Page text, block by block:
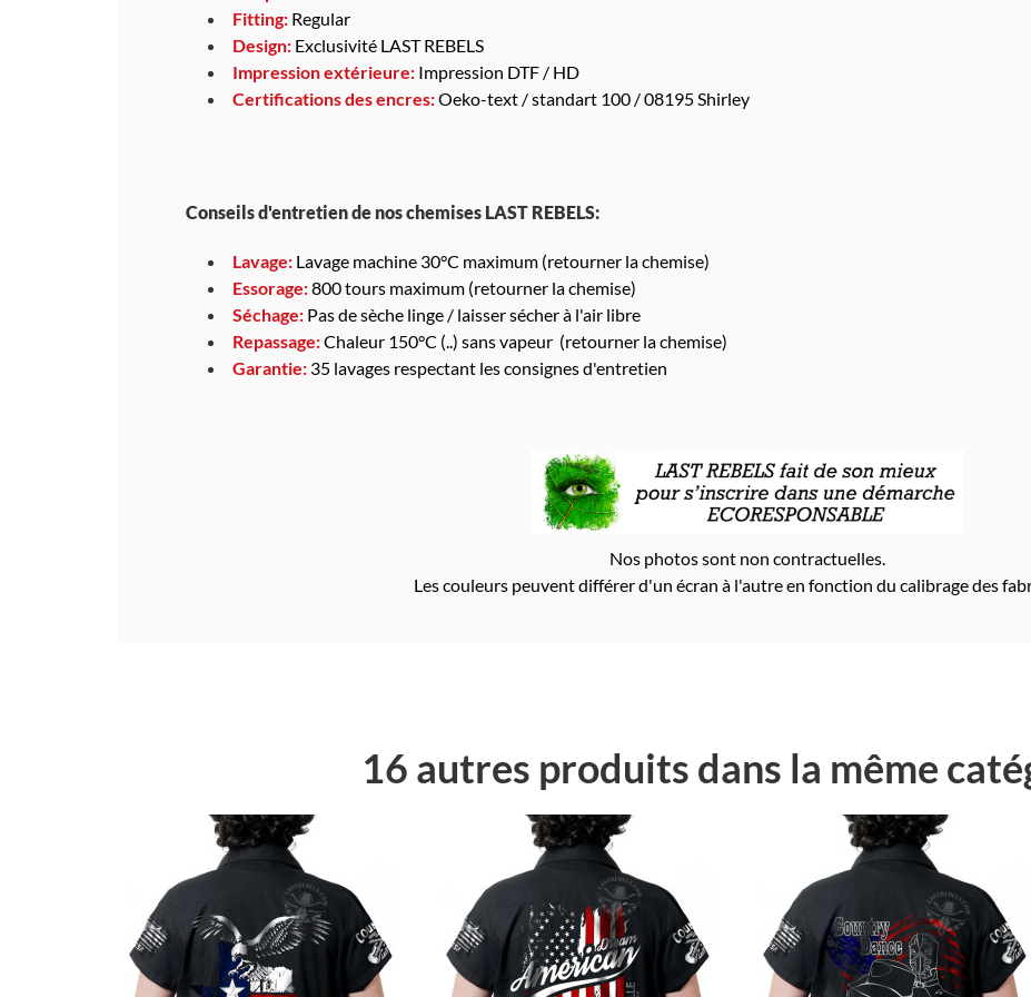
Fitting: Regular
Design: Exclusivité LAST REBELS
Impression extérieure: Impression DTF / HD
Certifications des encres:Oeko-text / standart 100 / 08195 Shirley
Conseils d'entretien de nos chemises LAST REBELS:
Lavage: Lavage machine 30°C maximum (retourner la chemise)
Essorage:800 tours maximum (retourner la chemise)
Séchage: Pas de sèche linge / laisser sécher à l'air libre
Repassage:Chaleur 150°C (..) sans vapeur (retourner la chemise)
Garantie: 35 lavages respectant les consignes d'entretien
Nos photos sont non contractuelles.
Les couleurs peuvent différer d'un écran à l'autre en fonction du calibrage des
16 autres produits dans la même